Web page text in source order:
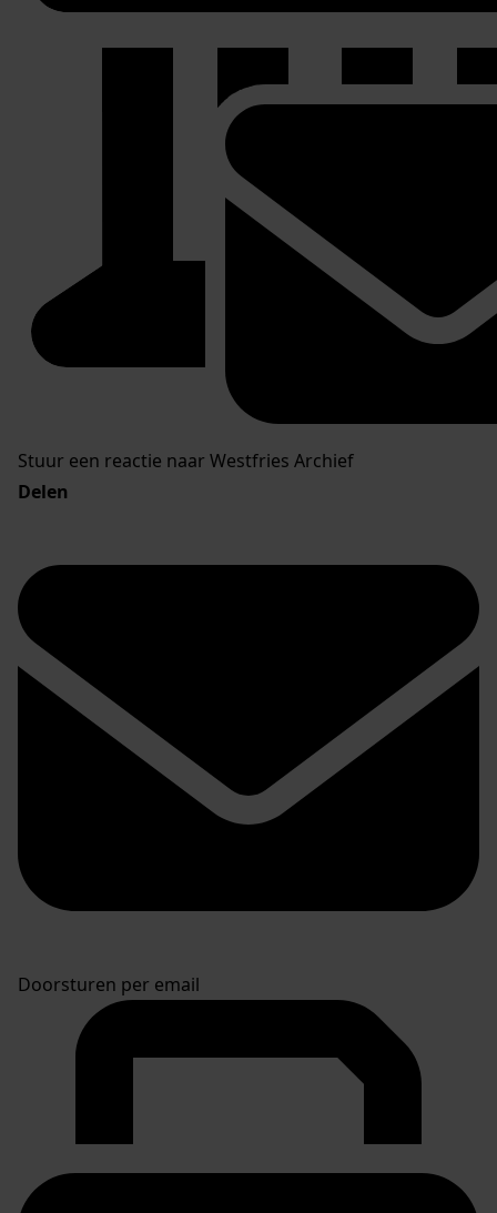
Stuur een reactie naar Westfries Archief
Delen
Doorsturen per email